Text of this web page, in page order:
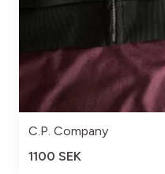
C.P. Company
1100 SEK